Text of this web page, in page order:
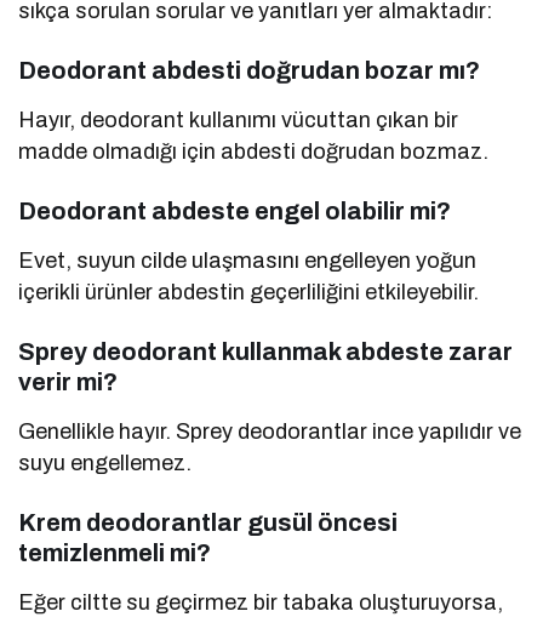
sıkça sorulan sorular ve yanıtları yer almaktadır:
Deodorant abdesti doğrudan bozar mı?
Hayır, deodorant kullanımı vücuttan çıkan bir
madde olmadığı için abdesti doğrudan bozmaz.
Deodorant abdeste engel olabilir mi?
Evet, suyun cilde ulaşmasını engelleyen yoğun
içerikli ürünler abdestin geçerliliğini etkileyebilir.
Sprey deodorant kullanmak abdeste zarar
verir mi?
Genellikle hayır. Sprey deodorantlar ince yapılıdır ve
suyu engellemez.
Krem deodorantlar gusül öncesi
temizlenmeli mi?
Eğer ciltte su geçirmez bir tabaka oluşturuyorsa,